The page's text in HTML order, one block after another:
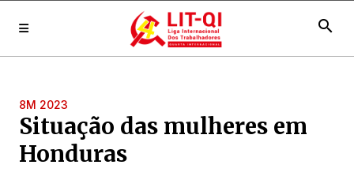
search
8M 2023
Situação das mulheres em
Honduras